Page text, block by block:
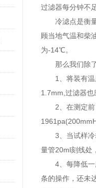
过滤器每分钟不
冷滤点是衡量
顾当地气温和柴
为-14℃。
那么我们除
1、将装有温度
1.7mm,过滤器
2、在测定前，
3、当试样冷却
量管20ml刻线处
4、每降低一度
条的操作，还未